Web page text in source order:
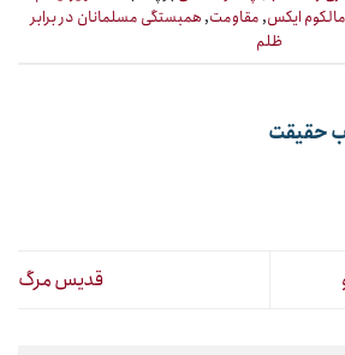
مالکوم ایکس,مقاومت,همبستگی مسلمانان در برابر
ظلم
حقیقت
قدیس مرگ